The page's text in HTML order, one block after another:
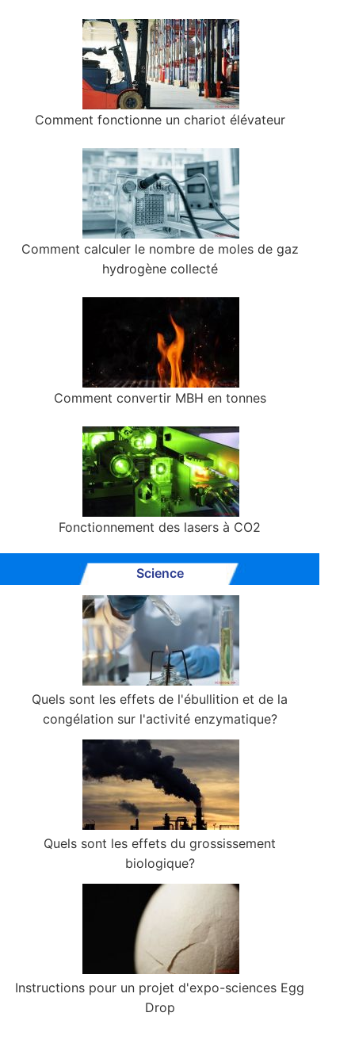
Comment fonctionne un chariot élévateur
Comment calculer le nombre de moles de gaz
hydrogène collecté
Comment convertir MBH en tonnes
Fonctionnement des lasers à CO2
Science
Quels sont les effets de l'ébullition et de la
congélation sur l'activité enzymatique?
Quels sont les effets du grossissement
biologique?
Instructions pour un projet d'expo-sciences Egg
Drop